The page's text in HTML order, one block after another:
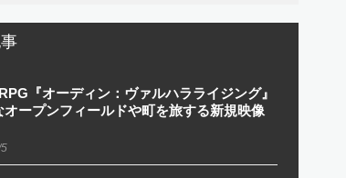
『オーディン：ヴァルハラライジング』
オープンフィールドや町を旅する新規映像